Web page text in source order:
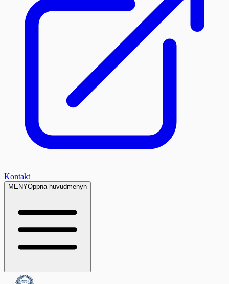
Kontakt
MENYÖppna huvudmenyn